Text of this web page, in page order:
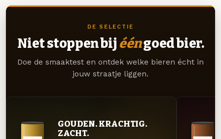
DE SELECTIE
Niet stoppen bij ééngoed bier.
Doe de smaaktest en ontdek welke bieren écht in
jouw straatje liggen.
GOUDEN. KRACHTIG.
ZACHT.